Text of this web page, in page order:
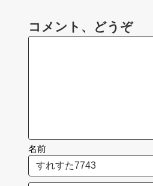
コメント、どうぞ
名前